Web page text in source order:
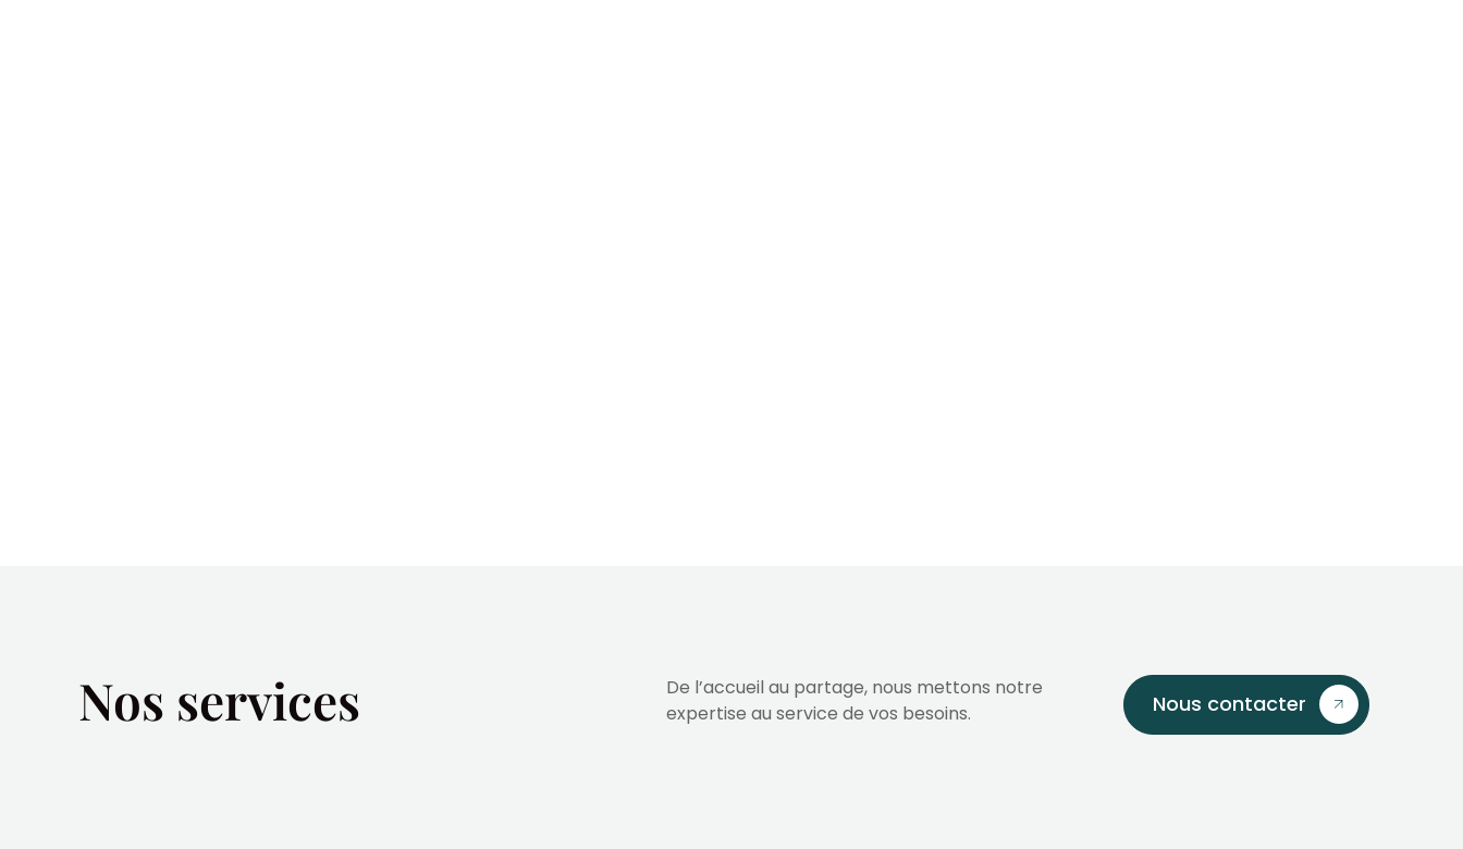
Nos services
De l’accueil au partage, nous mettons notre
expertise au service de vos besoins.
Nous contacter